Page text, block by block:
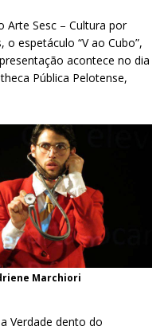
Arte Sesc – Cultura por
espetáculo “V ao Cubo”,
acontece no dia
Pública Pelotense,
Marchiori
Verdade dento do